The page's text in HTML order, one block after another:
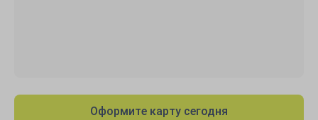
Оформите карту сегодня